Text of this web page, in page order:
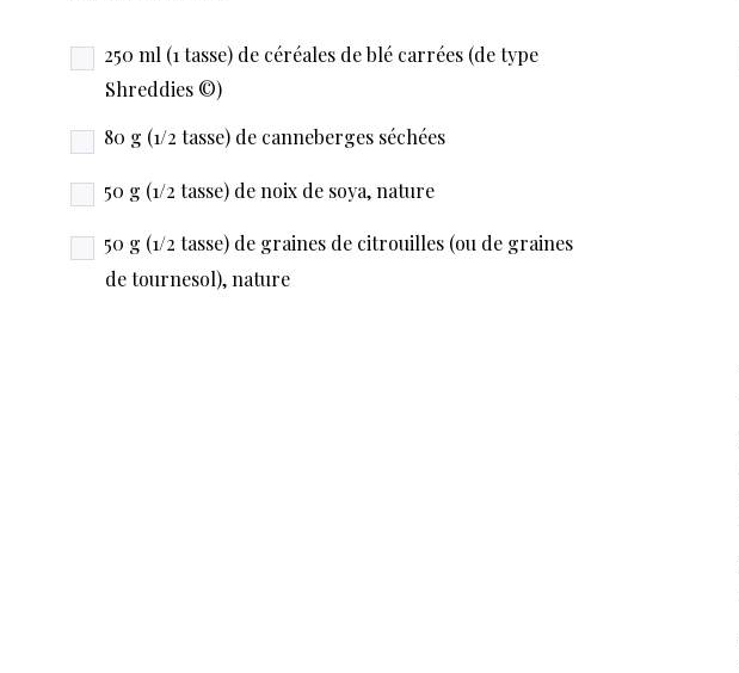
250 ml (1 tasse) de céréales de blé carrées (de type
Shreddies ©)
80 g (1/2 tasse) de canneberges séchées
50 g (1/2 tasse) de noix de soya, nature
50 g (1/2 tasse) de graines de citrouilles (ou de graines
de tournesol), nature